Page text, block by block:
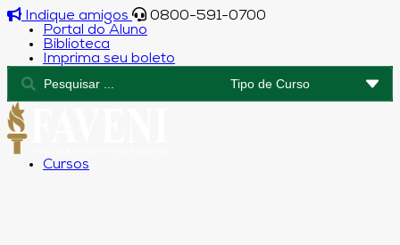
Indique amigos
0800-591-0700
Portal do Aluno
Biblioteca
Imprima seu boleto
Cursos